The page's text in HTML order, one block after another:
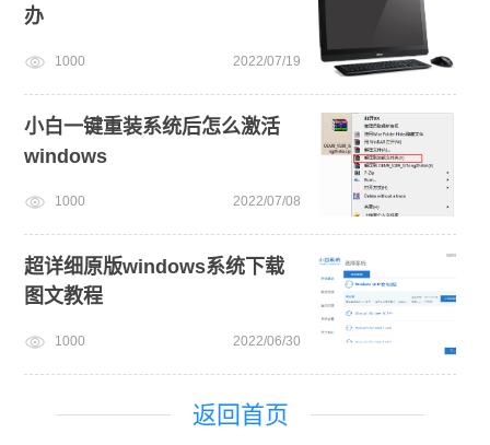
办
1000 2022/07/19
小白一键重装系统后怎么激活
windows
1000 2022/07/08
超详细原版windows系统下载
图文教程
1000 2022/06/30
返回首页